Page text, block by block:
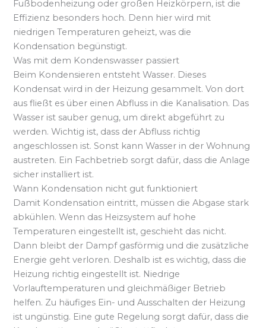
Fußbodenheizung oder großen Heizkörpern, ist die
Effizienz besonders hoch. Denn hier wird mit
niedrigen Temperaturen geheizt, was die
Kondensation begünstigt.
Was mit dem Kondenswasser passiert
Beim Kondensieren entsteht Wasser. Dieses
Kondensat wird in der Heizung gesammelt. Von dort
aus fließt es über einen Abfluss in die Kanalisation. Das
Wasser ist sauber genug, um direkt abgeführt zu
werden. Wichtig ist, dass der Abfluss richtig
angeschlossen ist. Sonst kann Wasser in der Wohnung
austreten. Ein Fachbetrieb sorgt dafür, dass die Anlage
sicher installiert ist.
Wann Kondensation nicht gut funktioniert
Damit Kondensation eintritt, müssen die Abgase stark
abkühlen. Wenn das Heizsystem auf hohe
Temperaturen eingestellt ist, geschieht das nicht.
Dann bleibt der Dampf gasförmig und die zusätzliche
Energie geht verloren. Deshalb ist es wichtig, dass die
Heizung richtig eingestellt ist. Niedrige
Vorlauftemperaturen und gleichmäßiger Betrieb
helfen. Zu häufiges Ein- und Ausschalten der Heizung
ist ungünstig. Eine gute Regelung sorgt dafür, dass die